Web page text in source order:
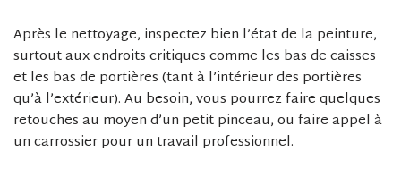
Après le nettoyage, inspectez bien l’état de la peinture,
surtout aux endroits critiques comme les bas de caisses
et les bas de portières (tant à l’intérieur des portières
qu’à l’extérieur). Au besoin, vous pourrez faire quelques
retouches au moyen d’un petit pinceau, ou faire appel à
un carrossier pour un travail professionnel.